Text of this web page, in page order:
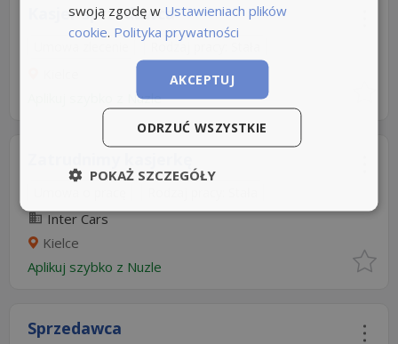
Kasjer sprzedawca
Rodzaj pracy: Stała
Aplikuj szybko z Nuzle
Inter Cars
Kielce
Aplikuj szybko z Nuzle
Sprzedawca
swoją zgodę w Ustawieniach plików
cookie. Polityka prywatności
AKCEPTUJ
ODRZUĆ WSZYSTKIE
POKAŻ SZCZEGÓŁY